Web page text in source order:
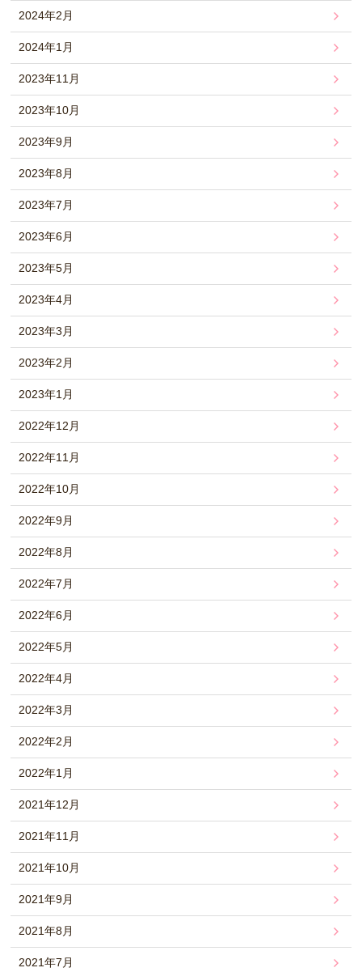
2024年2月
2024年1月
2023年11月
2023年10月
2023年9月
2023年8月
2023年7月
2023年6月
2023年5月
2023年4月
2023年3月
2023年2月
2023年1月
2022年12月
2022年11月
2022年10月
2022年9月
2022年8月
2022年7月
2022年6月
2022年5月
2022年4月
2022年3月
2022年2月
2022年1月
2021年12月
2021年11月
2021年10月
2021年9月
2021年8月
2021年7月